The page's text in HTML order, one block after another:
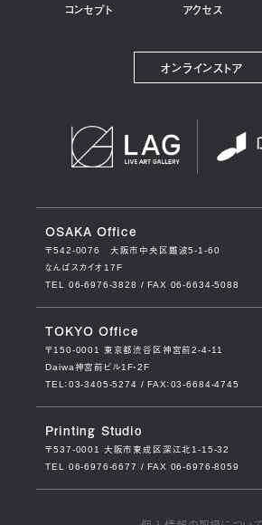
コンセプト アクセス
オンラインストア
OSAKA Office
〒542-0076 大阪市中央区難波5-1-60
なんばスカイオ17F
TEL 06-6976-3828 / FAX 06-6634-5088
TOKYO Office
〒150-0001 東京都渋谷区神宮前2-4-11
Daiwa神宮前ビル1F・2F
TEL：03-3405-5274 / FAX：03-6684-4745
Printing Studio
〒537-0001 大阪市東成区深江北1-15-32
TEL 06-6976-6677 / FAX 06-6976-8059